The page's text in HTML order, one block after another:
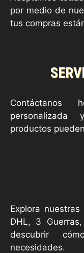
por medio de
tus compras
Contáctanos
productos
Explora
DHL, 3
descubrir
necesidades.